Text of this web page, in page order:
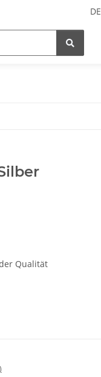
DE
Qualität